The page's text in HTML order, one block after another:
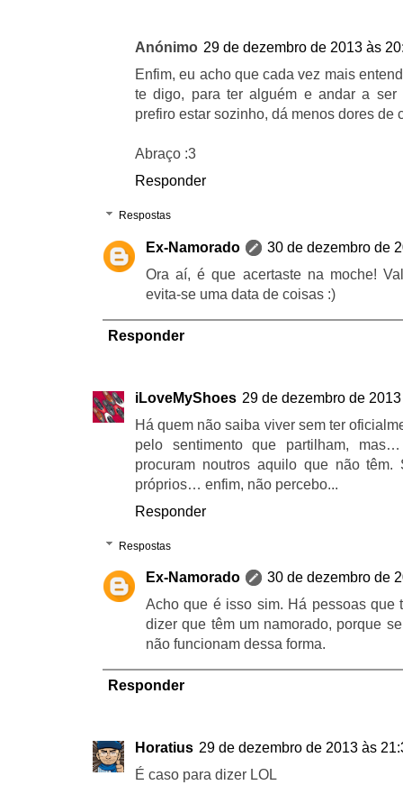
Anónimo 29 de dezembro de 2013 às
Enfim, eu acho que cada vez mais
te digo, para ter alguém e andar a
prefiro estar sozinho, dá menos dores de
Abraço :3
Responder
Respostas
Ex-Namorado
30 de dezembro de
Ora aí, é que acertaste na moche!
evita-se uma data de coisas :)
Responder
iLoveMyShoes 29 de dezembro de
Há quem não saiba viver sem ter
pelo sentimento que partilham,
procuram noutros aquilo que não
próprios… enfim, não percebo...
Responder
Respostas
Ex-Namorado
30 de dezembro de
Acho que é isso sim. Há pessoas que
dizer que têm um namorado, porque
não funcionam dessa forma.
Responder
Horatius 29 de dezembro de 2013 às
É caso para dizer LOL